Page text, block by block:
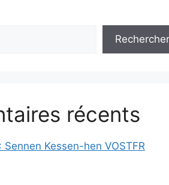
Rechercher
récents
Sennen Kessen-hen VOSTFR